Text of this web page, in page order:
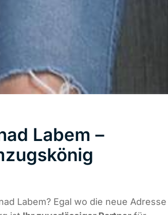
Labem –
Labem? Egal wo die neue Adresse